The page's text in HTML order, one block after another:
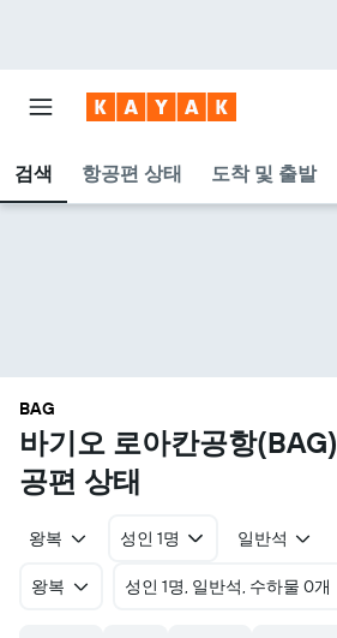
검색 항공편 상태 도착 및 출발
BAG
바기오 로아칸공항
공편 상태
왕복 성인 1명 일반석
왕복 ​성인 1명, 일반석, 수하물 0개